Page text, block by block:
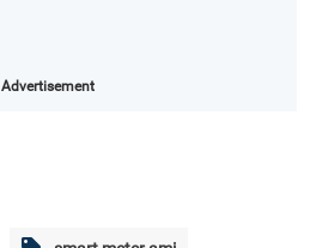
Advertisement